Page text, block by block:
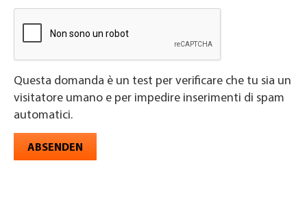
Questa domanda è un test per verificare che tu sia un
visitatore umano e per impedire inserimenti di spam
automatici.
ABSENDEN